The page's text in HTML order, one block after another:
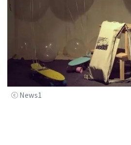
ⓒ News1